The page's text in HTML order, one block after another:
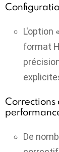
L'option
format
Corrections
De